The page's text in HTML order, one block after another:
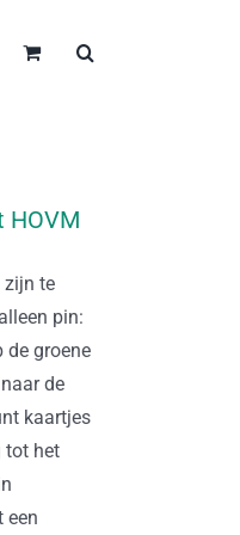
HOVM
zijn te
pin:
de groene
de
kaartjes
tot het
een